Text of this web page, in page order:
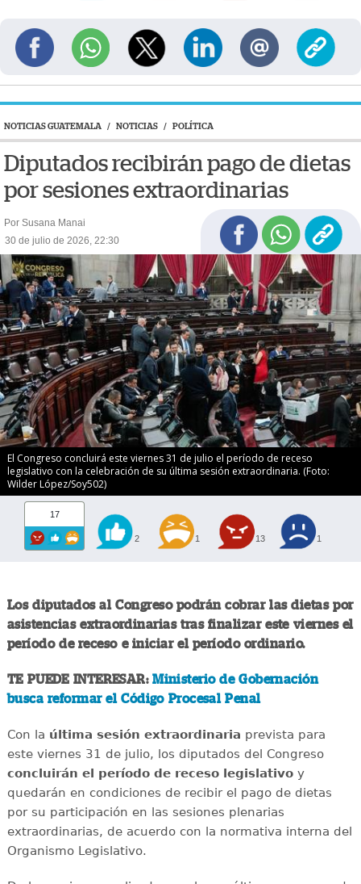
NOTICIAS GUATEMALA / NOTICIAS / POLÍTICA
Diputados recibirán pago de dietas
por sesiones extraordinarias
Por Susana Manai
30 de julio de 2026, 22:30
El Congreso concluirá este viernes 31 de julio el período de receso
legislativo con la celebración de su última sesión extraordinaria. (Foto:
Wilder López/Soy502)
17
2 1 13 1
Los diputados al Congreso podrán cobrar las dietas por
asistencias extraordinarias tras finalizar este viernes el
período de receso e iniciar el período ordinario.
TE PUEDE INTERESAR:Ministerio de Gobernación
busca reformar el Código Procesal Penal
Con la última sesión extraordinaria prevista para
este viernes 31 de julio, los diputados del Congreso
concluirán el período de receso legislativoy
quedarán en condiciones de recibir el pago de dietas
por su participación en las sesiones plenarias
extraordinarias, de acuerdo con la normativa interna del
Organismo Legislativo.